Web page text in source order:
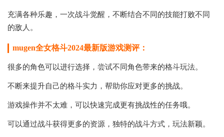
充满各种乐趣，一次战斗觉醒，不断结合不同的技能打败不同
的敌人。
mugen全女格斗2024最新版游戏测评：
很多的角色可以进行选择，尝试不同角色带来的格斗玩法。
不断来提升自己的格斗实力，帮助你应对更多的挑战。
游戏操作并不太难，可以快速完成更有挑战性的任务哦。
可以通过战斗获得更多的资源，独特的战斗方式，玩法新颖。